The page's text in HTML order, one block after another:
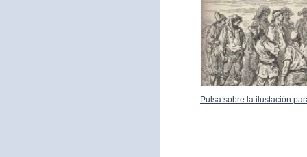
Pulsa sobre la ilustación